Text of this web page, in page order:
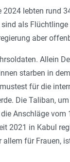
2024 lebten rund
als
aber
Allein
starben in
für die
Die Taliban,
Anschläge vom
2021 in Kabul
für Frauen,